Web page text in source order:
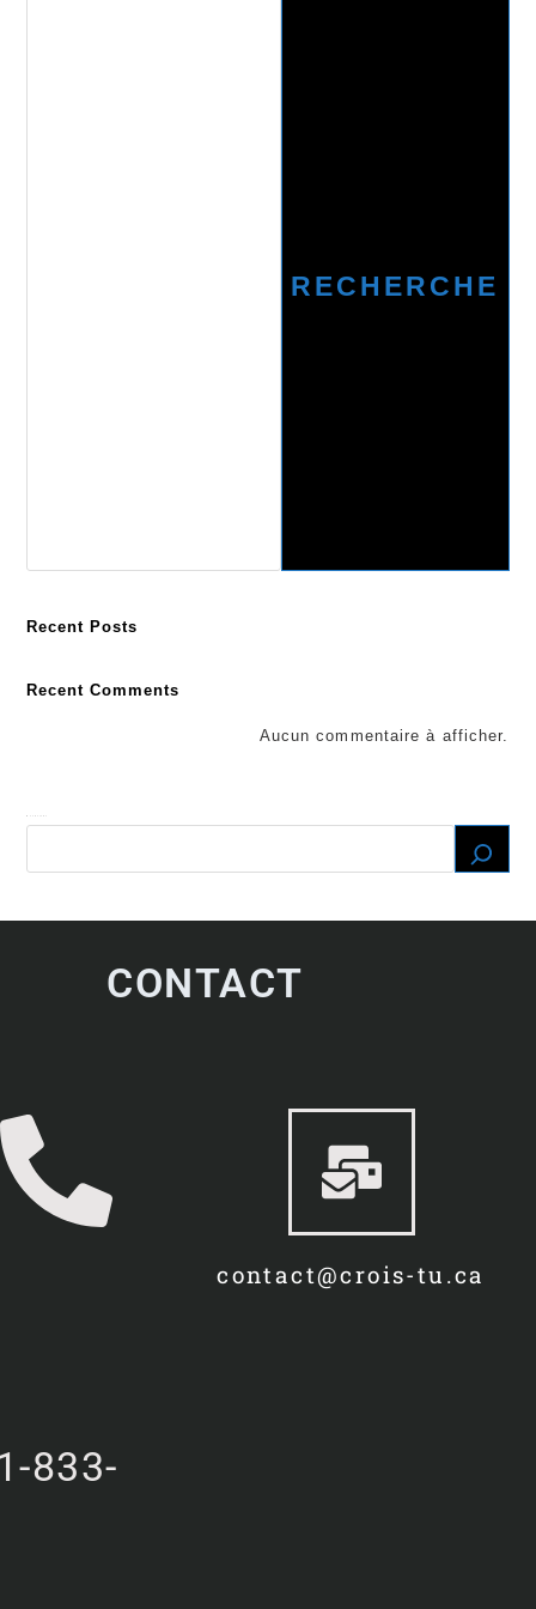
RECHERCHE
Recent Posts
Recent Comments
Aucun commentaire à afficher.
CONTACT
833-
contact@crois-tu.ca